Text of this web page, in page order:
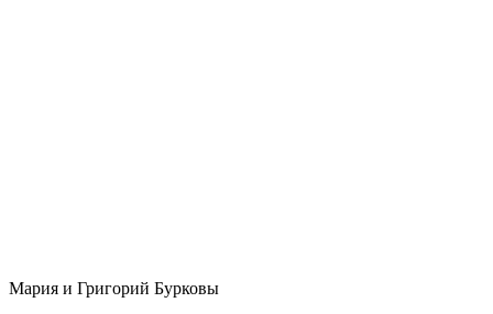
Мария и Григорий Бурковы